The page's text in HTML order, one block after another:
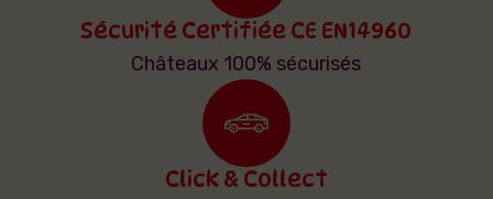
Sécurité Certifiée CE EN14960
Châteaux 100% sécurisés
Click & Collect